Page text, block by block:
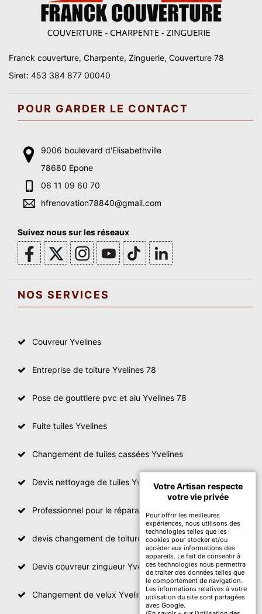
Franck couverture, Charpente, Zinguerie, Couverture 78
Siret: 453 384 877 00040
POUR GARDER LE CONTACT
9006 boulevard d'Elisabethville
78680 Epone
06 11 09 60 70
hfrenovation78840@gmail.com
Suivez nous sur les réseaux
NOS SERVICES
Couvreur Yvelines
Entreprise de toiture Yvelines 78
Pose de gouttiere pvc et alu Yvelines 78
Fuite tuiles Yvelines
Changement de tuiles cassées Yvelines
Devis nettoyage de tuiles Yvelines
Professionnel pour le réparation de toit Yvelines
devis changement de toiture Yvelines
Devis couvreur zingueur Yvelines
Changement de velux Yvelines
Votre Artisan respecte
votre vie privée
Pour offrir les meilleures
expériences, nous utilisons des
technologies telles que les
cookies pour stocker et/ou
accéder aux informations des
appareils. Le fait de consentir à
ces technologies nous permettra
de traiter des données telles que
le comportement de navigation.
Les informations relatives à votre
utilisation du site sont partagées
avec Google.